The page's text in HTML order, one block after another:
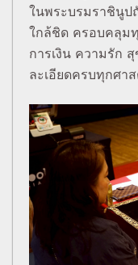
ในพระบรมราชินูป
ใกล้ชิด ครอบคลุม
การเงิน ความรัก
ละเอียดครบทุกศา